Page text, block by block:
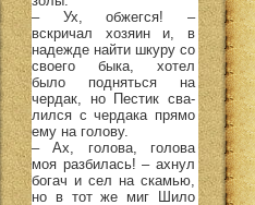
– Ух, обжегся! –
вскричал хозяин и, в
надежде найти шкуру со
своего быка, хотел
было подняться на
чердак, но Пестик сва-
лился с чердака прямо
ему на голову.
– Ах, голова, голова
моя разбилась! – ахнул
богач и сел на скамью,
но в тот же миг Шило